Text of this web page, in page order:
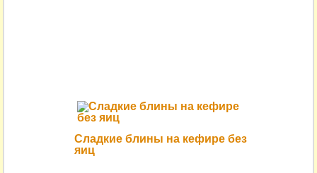
Сладкие блины на кефире без
яиц